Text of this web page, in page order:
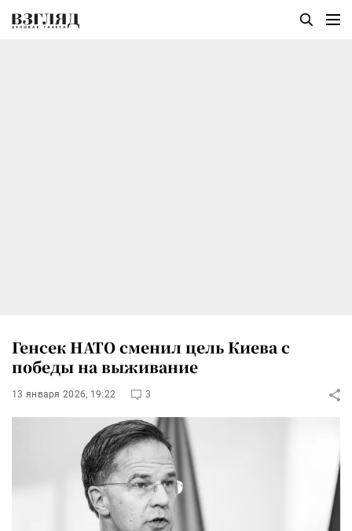
Генсек НАТО сменил цель Киева с
победы на выживание
13 января 2026, 19:22 3